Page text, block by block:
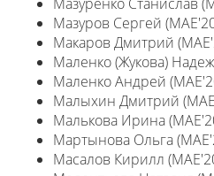
Мазуров Сергей
Макаров Дмитрий
Маленко (Жукова)
Маленко Андрей
Малыхин Дмитрий
Малькова Ирина
Мартынова Ольга
Масалов Кирилл